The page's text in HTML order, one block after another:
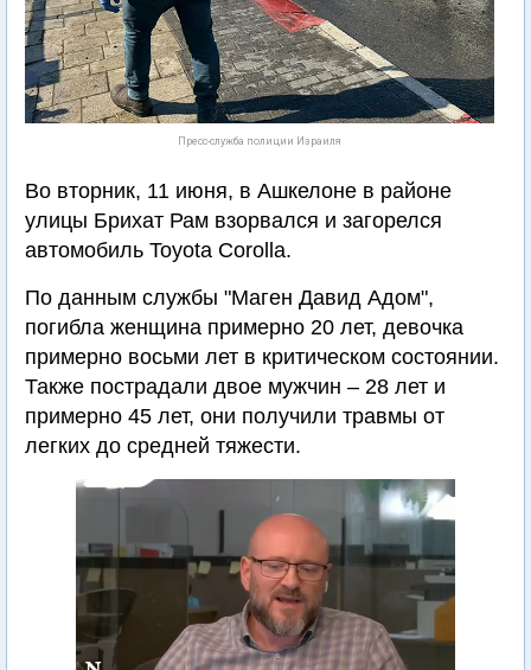
Пресс-служба полиции Израиля
Во вторник, 11 июня, в Ашкелоне в районе
улицы Брихат Рам взорвался и загорелся
автомобиль Toyota Corolla.
По данным службы "Маген Давид Адом",
погибла женщина примерно 20 лет, девочка
примерно восьми лет в критическом состоянии.
Также пострадали двое мужчин – 28 лет и
примерно 45 лет, они получили травмы от
легких до средней тяжести.